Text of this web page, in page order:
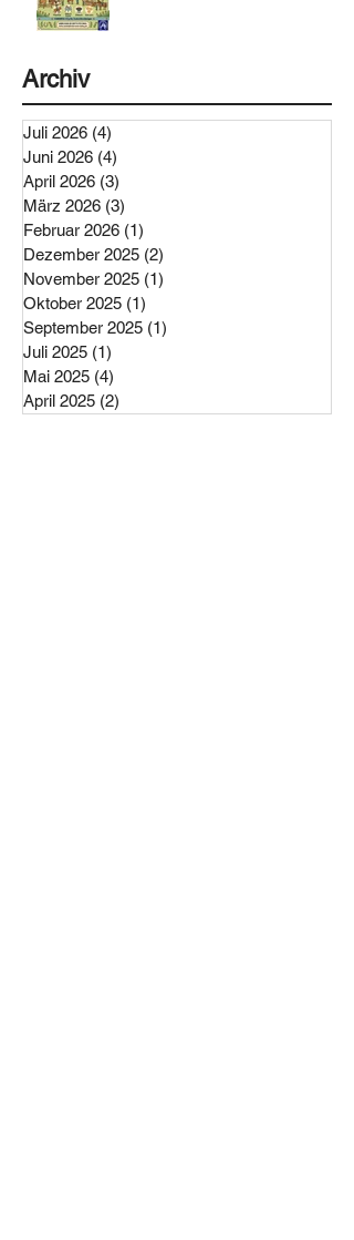
Archiv
Juli 2026 (4)
Juni 2026 (4)
April 2026 (3)
März 2026 (3)
Februar 2026 (1)
Dezember 2025 (2)
November 2025 (1)
Oktober 2025 (1)
September 2025 (1)
Juli 2025 (1)
Mai 2025 (4)
April 2025 (2)